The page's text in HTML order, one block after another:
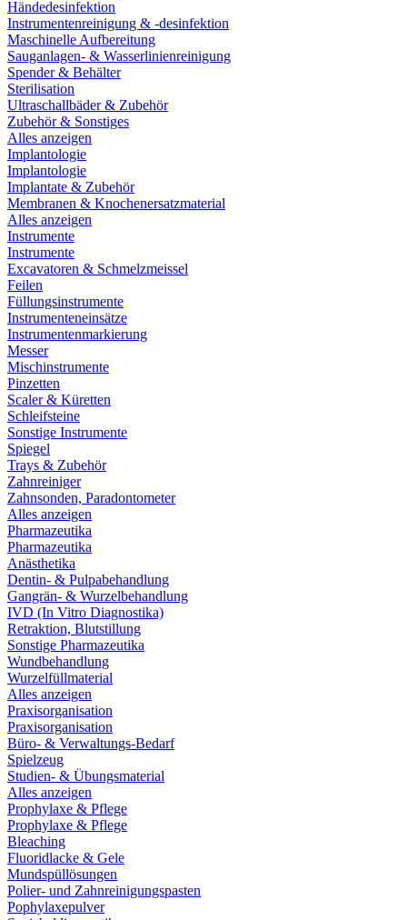
Händedesinfektion
Instrumentenreinigung & -desinfektion
Maschinelle Aufbereitung
Sauganlagen- & Wasserlinienreinigung
Spender & Behälter
Sterilisation
Ultraschallbäder & Zubehör
Zubehör & Sonstiges
Alles anzeigen
Implantologie
Implantologie
Implantate & Zubehör
Membranen & Knochenersatzmaterial
Alles anzeigen
Instrumente
Instrumente
Excavatoren & Schmelzmeissel
Feilen
Füllungsinstrumente
Instrumenteneinsätze
Instrumentenmarkierung
Messer
Mischinstrumente
Pinzetten
Scaler & Küretten
Schleifsteine
Sonstige Instrumente
Spiegel
Trays & Zubehör
Zahnreiniger
Zahnsonden, Paradontometer
Alles anzeigen
Pharmazeutika
Pharmazeutika
Anästhetika
Dentin- & Pulpabehandlung
Gangrän- & Wurzelbehandlung
IVD (In Vitro Diagnostika)
Retraktion, Blutstillung
Sonstige Pharmazeutika
Wundbehandlung
Wurzelfüllmaterial
Alles anzeigen
Praxisorganisation
Praxisorganisation
Büro- & Verwaltungs-Bedarf
Spielzeug
Studien- & Übungsmaterial
Alles anzeigen
Prophylaxe & Pflege
Prophylaxe & Pflege
Bleaching
Fluoridlacke & Gele
Mundspüllösungen
Polier- und Zahnreinigungspasten
Pophylaxepulver